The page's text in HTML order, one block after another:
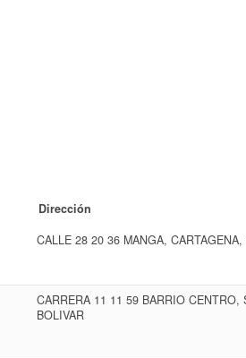
Dirección
CALLE 28 20 36 MANGA, CARTAGENA,
CARRERA 11 11 59 BARRIO CENTRO,
BOLIVAR